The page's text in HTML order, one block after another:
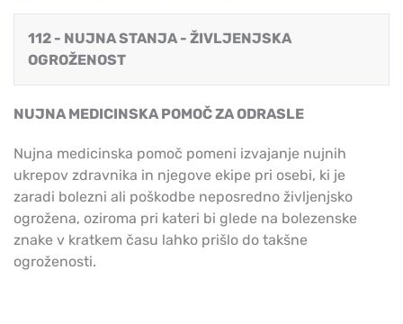
112 - NUJNA STANJA - ŽIVLJENJSKA
OGROŽENOST
NUJNA MEDICINSKA POMOČ ZA ODRASLE
Nujna medicinska pomoč pomeni izvajanje nujnih
ukrepov zdravnika in njegove ekipe pri osebi, ki je
zaradi bolezni ali poškodbe neposredno življenjsko
ogrožena, oziroma pri kateri bi glede na bolezenske
znake v kratkem času lahko prišlo do takšne
ogroženosti.